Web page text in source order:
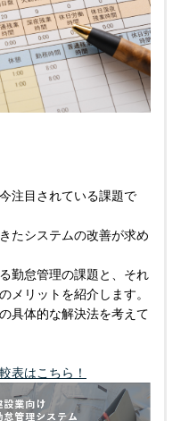
注目されている課題で
たシステムの改善が求め
勤怠管理の課題と、それ
メリットを紹介します。
具体的な解決法を考えて
表はこちら！